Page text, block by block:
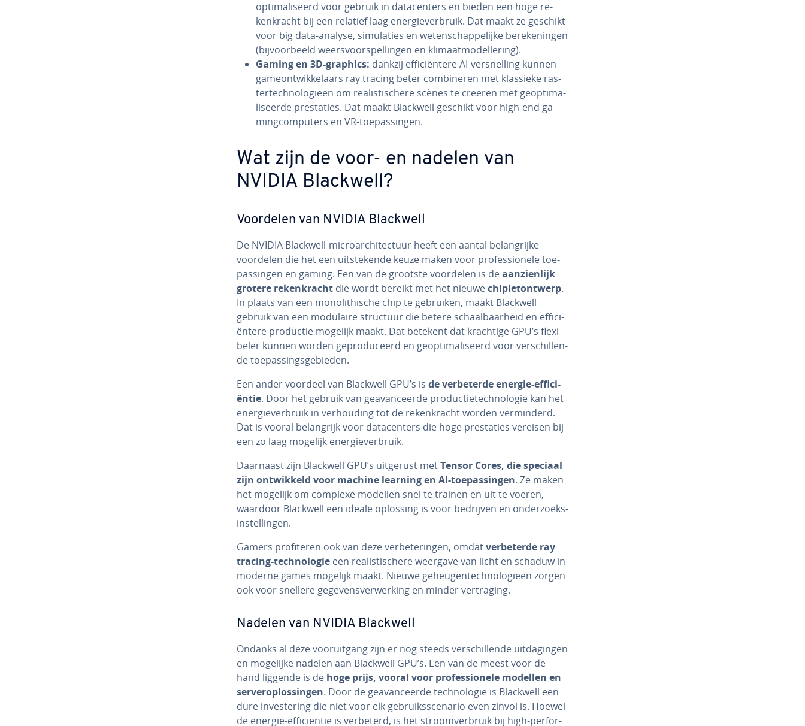
op­ti­ma­li­seerd voor gebruik in da­ta­cen­ters en bieden een hoge re­
ken­kracht bij een relatief laag ener­gie­ver­bruik. Dat maakt ze geschikt
voor big data-analyse, si­mu­la­ties en we­ten­schap­pe­lij­ke be­re­ke­nin­gen
(bij­voor­beeld weers­voor­spel­lin­gen en kli­maat­mo­del­le­ring).
Gaming en 3D-graphics: dankzij ef­fi­ci­ën­te­re AI-ver­snel­ling kunnen
ga­me­ont­wik­ke­laars ray tracing beter com­bi­ne­ren met klassieke ras­
ter­tech­no­lo­gie­ën om re­a­lis­ti­sche­re scènes te creëren met ge­op­ti­ma­
li­seer­de pres­ta­ties. Dat maakt Blackwell geschikt voor high-end ga­
ming­com­pu­ters en VR-toe­pas­sin­gen.
Wat zijn de voor- en nadelen van
NVIDIA Blackwell?
Voordelen van NVIDIA Blackwell
De NVIDIA Blackwell-mi­cro­ar­chi­tec­tuur heeft een aantal be­lang­rij­ke
voordelen die het een uit­ste­ken­de keuze maken voor pro­fes­si­o­ne­le toe­
pas­sin­gen en gaming. Een van de grootste voordelen is deaan­zien­lijk
grotere re­ken­kracht die wordt bereikt met het nieuwechip­le­t­ont­werp.
In plaats van een mo­no­li­thi­sche chip te gebruiken, maakt Blackwell
gebruik van een modulaire structuur die betere schaal­baar­heid en ef­fi­ci­
ën­te­re productie mogelijk maakt. Dat betekent dat krachtige GPU’s flexi­
be­ler kunnen worden ge­pro­du­ceerd en ge­op­ti­ma­li­seerd voor ver­schil­len­
de toe­pas­sings­ge­bie­den.
Een ander voordeel van Blackwell GPU’s is de ver­be­ter­de energie-ef­fi­ci­
ën­tie. Door het gebruik van ge­a­van­ceer­de pro­duc­tie­tech­no­lo­gie kan het
ener­gie­ver­bruik in ver­hou­ding tot de re­ken­kracht worden ver­min­derd.
Dat is vooral be­lang­rijk voor da­ta­cen­ters die hoge pres­ta­ties vereisen bij
een zo laag mogelijk ener­gie­ver­bruik.
Daarnaast zijn Blackwell GPU’s uitgerust metTensor Cores, die speciaal
zijn ont­wik­keld voor machine learning en AI-toe­pas­sin­gen. Ze maken
het mogelijk om complexe modellen snel te trainen en uit te voeren,
waardoor Blackwell een ideale oplossing is voor bedrijven en on­der­zoeks­
in­stel­lin­gen.
Gamers pro­fi­te­ren ook van deze ver­be­te­rin­gen, omdatver­be­ter­de ray
tracing-tech­no­lo­gie een re­a­lis­ti­sche­re weergave van licht en schaduw in
moderne games mogelijk maakt. Nieuwe ge­heu­gen­tech­no­lo­gie­ën zorgen
ook voor snellere ge­ge­vens­ver­wer­king en minder ver­tra­ging.
Nadelen van NVIDIA Blackwell
Ondanks al deze voor­uit­gang zijn er nog steeds ver­schil­len­de uit­da­gin­gen
en mogelijke nadelen aan Blackwell GPU’s. Een van de meest voor de
hand liggende is de hoge prijs, vooral voor pro­fes­si­o­ne­le modellen en
ser­ver­op­los­sin­gen. Door de ge­a­van­ceer­de tech­no­lo­gie is Blackwell een
dure in­ves­te­ring die niet voor elk ge­bruiks­sce­na­rio even zinvol is. Hoewel
de energie-ef­fi­ci­ën­tie is verbeterd, is het stroom­ver­bruik bij high-per­for­